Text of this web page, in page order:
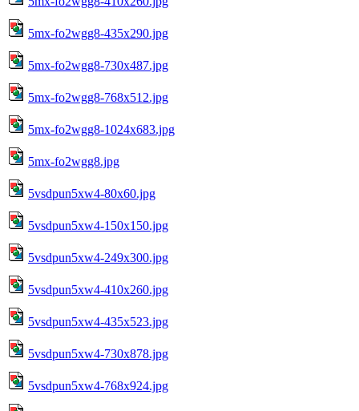
5mx-fo2wgg8-435x290.jpg
5mx-fo2wgg8-730x487.jpg
5mx-fo2wgg8-768x512.jpg
5mx-fo2wgg8-1024x683.jpg
5mx-fo2wgg8.jpg
5vsdpun5xw4-80x60.jpg
5vsdpun5xw4-150x150.jpg
5vsdpun5xw4-249x300.jpg
5vsdpun5xw4-410x260.jpg
5vsdpun5xw4-435x523.jpg
5vsdpun5xw4-730x878.jpg
5vsdpun5xw4-768x924.jpg